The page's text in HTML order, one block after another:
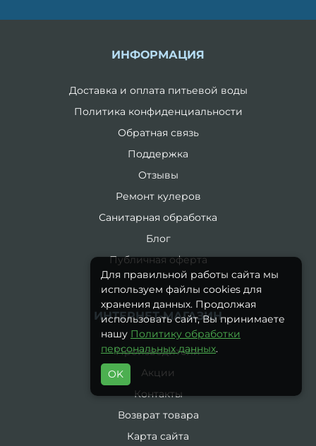
ИНФОРМАЦИЯ
Доставка и оплата питьевой воды
Политика конфиденциальности
Обратная связь
Поддержка
Отзывы
Ремонт кулеров
Санитарная обработка
Блог
Публичная оферта
ИНТЕРНЕТ-МАГАЗИН
Производители
Акции
Контакты
Возврат товара
Карта сайта
Для правильной работы сайта мы
используем файлы cookies для
хранения данных. Продолжая
использовать сайт, Вы принимаете
нашу Политику обработки
персональных данных.
OK